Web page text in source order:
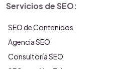
Servicios de SEO:
SEO de Contenidos
Agencia SEO
Consultoría SEO